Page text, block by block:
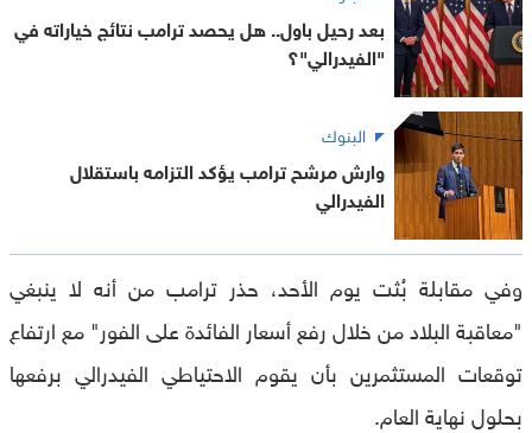
بعد رحيل باول.. هل يحصد ترامب نتائج خياراته في
"الفيدرالي"؟
البنوك
وارش مرشح ترامب يؤكد التزامه باستقلال
الفيدرالي
وفي مقابلة بُثت يوم الأحد، حذر ترامب من أنه لا ينبغي
"معاقبة البلاد من خلال رفع أسعار الفائدة على الفور" مع ارتفاع
توقعات المستثمرين بأن يقوم الاحتياطي الفيدرالي برفعها
بحلول نهاية العام.